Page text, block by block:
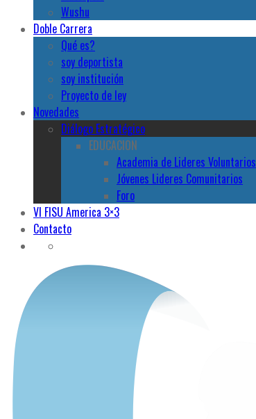
Wushu
Doble Carrera
Qué es?
soy deportista
soy institución
Proyecto de ley
Novedades
Diálogo Estratégico
EDUCACION
Academia de Lideres Voluntarios
Jóvenes Lideres Comunitarios
Foro
VI FISU America 3×3
Contacto